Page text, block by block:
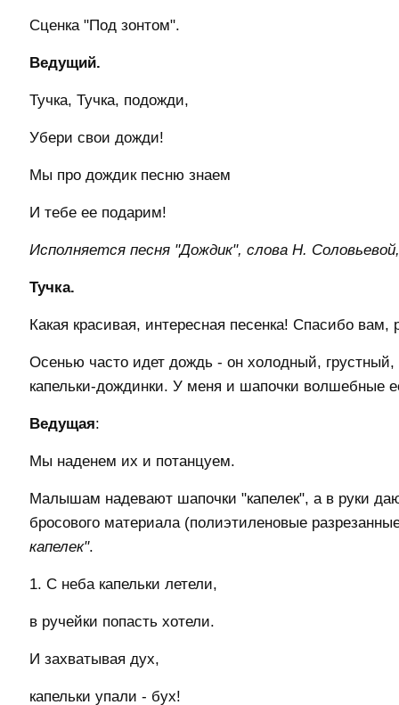
Сценка "Под зонтом".
Ведущий.
Тучка, Тучка, подожди,
Убери свои дожди!
Мы про дождик песню знаем
И тебе ее подарим!
Исполняется песня "Дождик", слова Н.
Тучка.
Какая красивая, интересная песенка! Спасибо вам,
Осенью часто идет дождь - он холодный,
капельки-дождинки. У меня и шапочки волшебные
Ведущая:
Мы наденем их и потанцуем.
Малышам надевают шапочки "капелек", а в руки
бросового материала (полиэтиленовые
капелек".
1. С неба капельки летели,
в ручейки попасть хотели.
И захватывая дух,
капельки упали - бух!